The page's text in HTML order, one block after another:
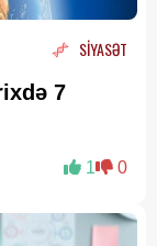
SİYASƏT
7
1 0